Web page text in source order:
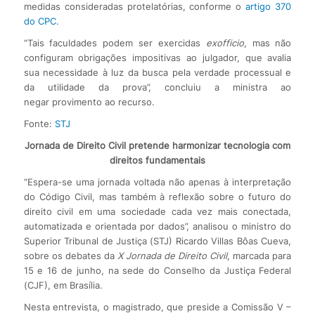
medidas consideradas protelatórias, conforme oartigo 370
do CPC.
“Tais faculdades podem ser exercidas exofficio, mas não
configuram obrigações impositivas ao julgador, que avalia
sua necessidade à luz da busca pela verdade processual e
da utilidade da prova”, concluiu a ministra ao
negar provimento ao recurso.
Fonte: STJ
Jornada de Direito Civil pretende harmonizar tecnologia com
direitos fundamentais
“Espera-se uma jornada voltada não apenas à interpretação
do Código Civil, mas também à reflexão sobre o futuro do
direito civil em uma sociedade cada vez mais conectada,
automatizada e orientada por dados”, analisou o ministro do
Superior Tribunal de Justiça (STJ) Ricardo Villas Bôas Cueva,
sobre os debates da X Jornada de Direito Civil, marcada para
15 e 16 de junho, na sede do Conselho da Justiça Federal
(CJF), em Brasília.
Nesta entrevista, o magistrado, que preside a Comissão V –